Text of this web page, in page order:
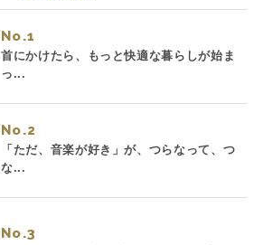
No.
首にかけたら、もっと快適な暮らしが始ま
っ...
No.
「ただ、音楽が好き」が、つらなって、つ
な...
No.